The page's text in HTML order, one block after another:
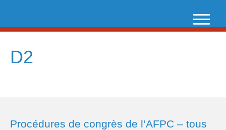
content
D2
Procédures de congrès de l’AFPC – tous